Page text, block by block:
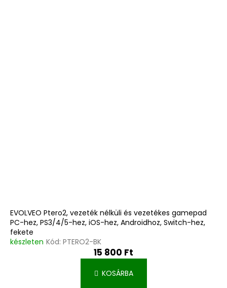
EVOLVEO Ptero2, vezeték nélküli és vezetékes gamepad
PC-hez, PS3/4/5-hez, iOS-hez, Androidhoz, Switch-hez,
fekete
készleten Kód: PTERO2-BK
15 800 Ft
KOSÁRBA